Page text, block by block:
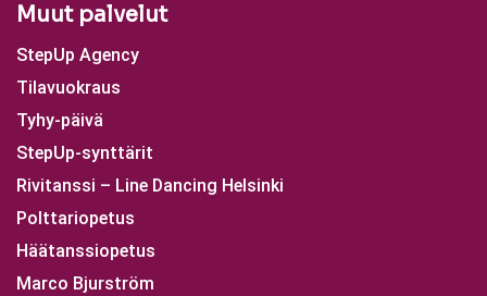
Muut palvelut
StepUp Agency
Tilavuokraus
Tyhy-päivä
StepUp-synttärit
Rivitanssi – Line Dancing Helsinki
Polttariopetus
Häätanssiopetus
Marco Bjurström